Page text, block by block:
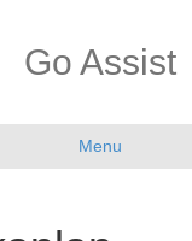
Go Assist
Menu